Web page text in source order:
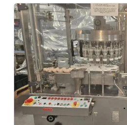
Peso: 500 kg (ca)
Dimensioni: 1.400
mm (ca)